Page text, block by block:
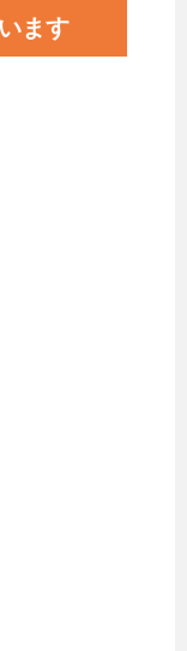
ます